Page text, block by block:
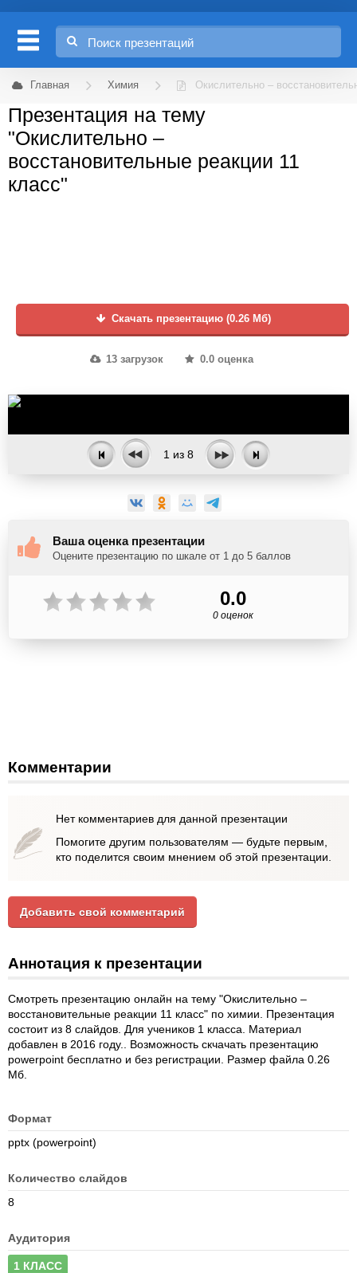
Главная Химия Окислительно –
Презентация на тему
"Окислительно –
восстановительные реакции 11
класс"
Скачать презентацию (0.26 Мб)
13 загрузок 0.0 оценка
1 из 8
Ваша оценка презентации
Оцените презентацию по шкале от 1 до 5 баллов
0.0
0 оценок
Комментарии
Нет комментариев для данной презентации
Помогите другим пользователям — будьте первым,
кто поделится своим мнением об этой презентации.
Добавить свой комментарий
Аннотация к презентации
Смотреть презентацию онлайн на тему "Окислительно –
восстановительные реакции 11 класс" по химии. Презентация
состоит из 8 слайдов. Для учеников 1 класса. Материал
добавлен в 2016 году.. Возможность скчачать презентацию
powerpoint бесплатно и без регистрации. Размер файла 0.26
Мб.
Формат
pptx (powerpoint)
Количество слайдов
8
Аудитория
1 КЛАСС